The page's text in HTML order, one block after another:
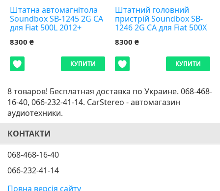
Штатна автомагнітола
Soundbox SB-1245 2G CA
для Fiat 500L 2012+
8300 ₴
КУПИТИ
Штатний головний
пристрій Soundbox SB-
1246 2G CA для Fiat 500X
8300 ₴
КУПИТИ
8 товаров! Бесплатная доставка по Украине. 068-468-
16-40, 066-232-41-14. CarStereo - автомагазин
аудиотехники.
КОНТАКТИ
068-468-16-40
066-232-41-14
Повна версія сайту